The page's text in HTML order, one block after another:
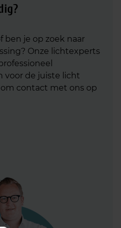
ben je op zoek naar
Onze lichtexperts
voor de juiste licht
contact met ons op